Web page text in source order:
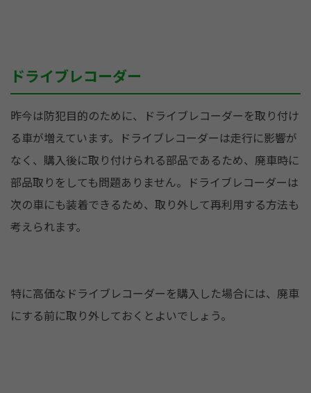
ドライブレコーダー
昨今は防犯目的のために、ドライブレコーダーを取り付け
る車が増えています。ドライブレコーダーは走行に影響が
なく、購入後に取り付けられる部品であるため、廃車時に
部品取りをしても問題ありません。ドライブレコーダーは
次の車にも装着できるため、取り外して再利用する方法も
考えられます。
特に高価なドライブレコーダーを購入した場合には、廃車
にする前に取り外しておくとよいでしょう。